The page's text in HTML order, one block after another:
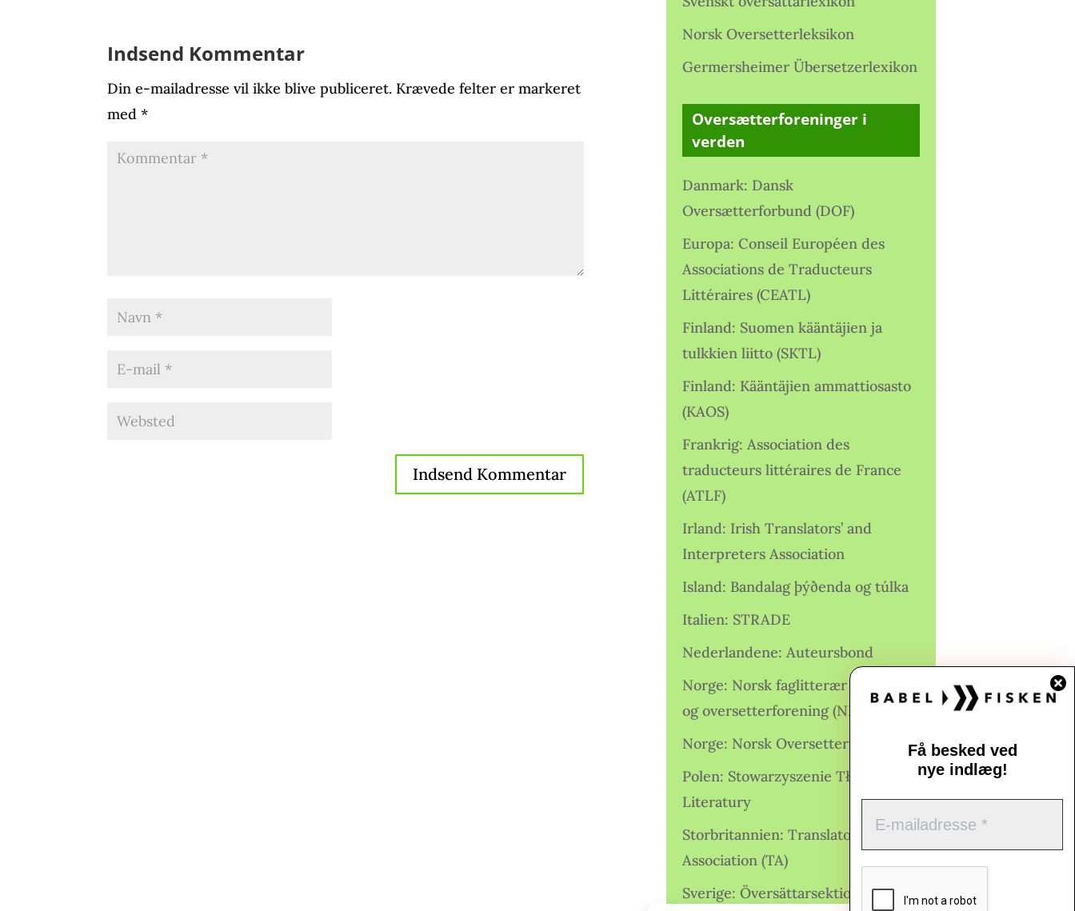
Få besked ved
nye indlæg!
Indsend Kommentar
Din e-mailadresse vil ikke blive publiceret. Krævede felter er markeret
med*
Norsk Oversetterleksikon
Germersheimer Übersetzerlexikon
Oversætterforeninger i
verden
Danmark: Dansk
Oversætterforbund (DOF)
Europa: Conseil Européen des
Associations de Traducteurs
Littéraires (CEATL)
Finland: Suomen kääntäjien ja
tulkkien liitto (SKTL)
Finland: Kääntäjien ammattiosasto
(KAOS)
Frankrig: Association des
traducteurs littéraires de France
(ATLF)
Irland: Irish Translators’ and
Interpreters Association
Island: Bandalag þýðenda og túlka
Italien: STRADE
Nederlandene: Auteursbond
Norge: Norsk faglitterær forfatter-
og oversetterforening (NFFO)
Norge: Norsk Oversetterforening
Polen: Stowarzyszenie Tłumaczy
Literatury
Storbritannien: Translators
Association (TA)
Sverige: Översättarsektionen (Ö.)